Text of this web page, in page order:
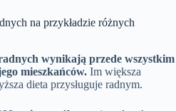
na przykładzie różnych
wynikają przede wszystkim
mieszkańców. Im większa
dieta przysługuje radnym.